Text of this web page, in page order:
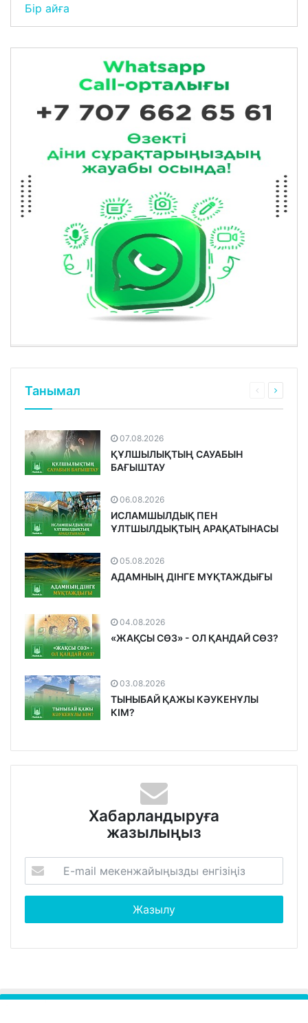
Бір айға
Танымал
07.08.2026
ҚҰЛШЫЛЫҚТЫҢ САУАБЫН
БАҒЫШТАУ
06.08.2026
ИСЛАМШЫЛДЫҚ ПЕН
ҰЛТШЫЛДЫҚТЫҢ АРАҚАТЫНАСЫ
05.08.2026
АДАМНЫҢ ДІНГЕ МҰҚТАЖДЫҒЫ
04.08.2026
«ЖАҚСЫ СӨЗ» - ОЛ ҚАНДАЙ СӨЗ?
03.08.2026
ТЫНЫБАЙ ҚАЖЫ КӘУКЕНҰЛЫ
КІМ?
Хабарландыруға
жазылыңыз